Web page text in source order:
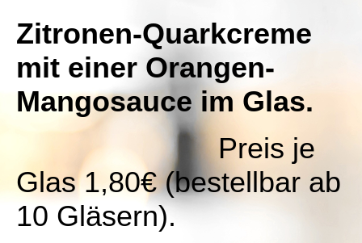
Zitronen-Quarkcreme
mit einer Orangen-
Mangosauce im Glas.
Preis je
Glas 1,80€ (bestellbar ab
10 Gläsern).